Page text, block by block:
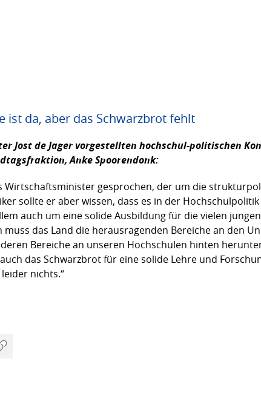
ist da, aber das Schwarzbrot fehlt
Jost de Jager vorgestellten hochschul-politischen
Anke Spoorendonk:
Wirtschaftsminister gesprochen, der um die
sollte er aber wissen, dass es in der
auch um eine solide Ausbildung für die vielen
das Land die herausragenden Bereiche an den
Bereiche an unseren Hochschulen hinten
das Schwarzbrot für eine solide Lehre und
nichts.“